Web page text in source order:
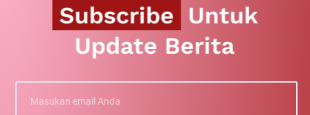
Subscribe Untuk
Update Berita